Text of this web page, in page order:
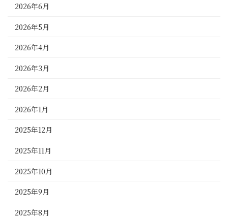
2026年6月
2026年5月
2026年4月
2026年3月
2026年2月
2026年1月
2025年12月
2025年11月
2025年10月
2025年9月
2025年8月